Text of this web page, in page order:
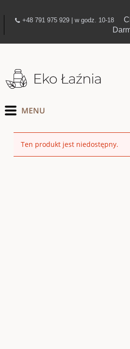
+48 791 975 929 | w godz. 10-18
Ten produkt jest niedostępny.